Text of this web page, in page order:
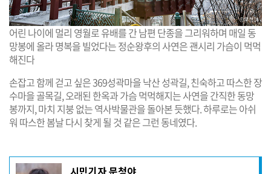
어린 나이에 멀리 영월로 유배를 간 남편 단종을 그리워하며 매일 동
망봉에 올라 명복을 빌었다는 정순왕후의 사연은 괜시리 가슴이 먹먹
해진다
손잡고 함께 걷고 싶은 369성곽마을 낙산 성곽길, 친숙하고 따스한 장
수마을 골목길, 오래된 한옥과 가슴 먹먹해지는 사연을 간직한 동망
봉까지, 마치 지붕 없는 역사박물관을 돌아본 듯했다. 하루로는 아쉬
워 따스한 봄날 다시 찾게 될 것 같은 그런 동네였다.
기